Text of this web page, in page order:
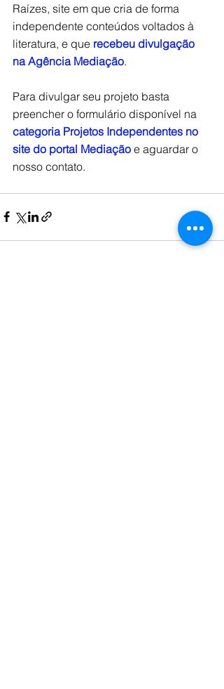
Raízes, site em que cria de forma
independente conteúdos voltados à
literatura, e que recebeu divulgação
na Agência Mediação.
Para divulgar seu projeto basta
preencher o formulário disponível na
categoria Projetos Independentes no
site do portal Mediação e aguardar o
nosso contato.